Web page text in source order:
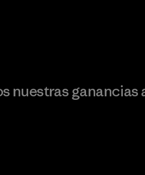
nuestras ganancias